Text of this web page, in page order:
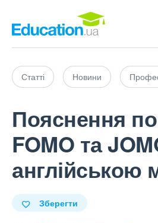
Статті Новини
Пояснення
FOMO та
англійською
Зберегти